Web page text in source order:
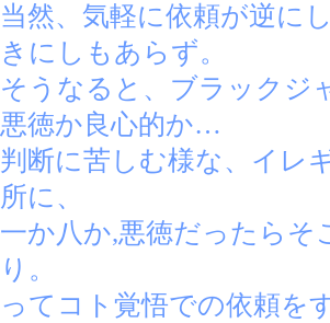
当然、気軽に依頼が逆に
きにしもあらず。
そうなると、ブラックジ
悪徳か良心的か…
判断に苦しむ様な、イレ
所に、
一か八か,悪徳だったらそ
り。
ってコト覚悟での依頼を